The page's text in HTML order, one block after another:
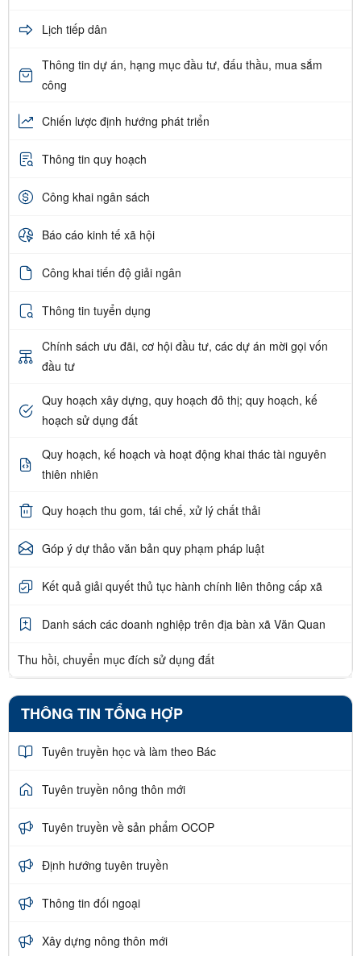
Lịch tiếp dân
Thông tin dự án, hạng mục đầu tư, đấu thầu, mua sắm
công
Chiến lược định hướng phát triển
Thông tin quy hoạch
Công khai ngân sách
Báo cáo kinh tế xã hội
Công khai tiến độ giải ngân
Thông tin tuyển dụng
Chính sách ưu đãi, cơ hội đầu tư, các dự án mời gọi vốn
đầu tư
Quy hoạch xây dựng, quy hoạch đô thị; quy hoạch, kế
hoạch sử dụng đất
Quy hoạch, kế hoạch và hoạt động khai thác tài nguyên
thiên nhiên
Quy hoạch thu gom, tái chế, xử lý chất thải
Góp ý dự thảo văn bản quy phạm pháp luật
Kết quả giải quyết thủ tục hành chính liên thông cấp xã
Danh sách các doanh nghiệp trên địa bàn xã Văn Quan
Thu hồi, chuyển mục đích sử dụng đất
THÔNG TIN TỔNG HỢP
Tuyên truyền học và làm theo Bác
Tuyên truyền nông thôn mới
Tuyên truyền về sản phẩm OCOP
Định hướng tuyên truyền
Thông tin đối ngoại
Xây dựng nông thôn mới